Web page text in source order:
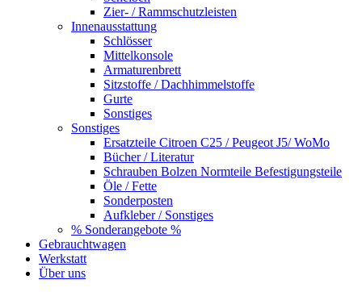
Zier- / Rammschutzleisten
Innenausstattung
Schlösser
Mittelkonsole
Armaturenbrett
Sitzstoffe / Dachhimmelstoffe
Gurte
Sonstiges
Sonstiges
Ersatzteile Citroen C25 / Peugeot J5/ WoMo
Bücher / Literatur
Schrauben Bolzen Normteile Befestigungsteile
Öle / Fette
Sonderposten
Aufkleber / Sonstiges
% Sonderangebote %
Gebrauchtwagen
Werkstatt
Über uns